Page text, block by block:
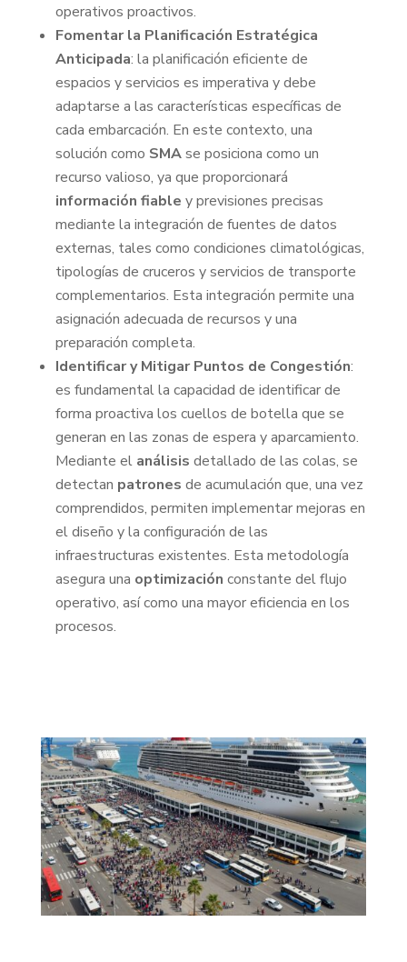
operativos proactivos.
Fomentar la Planificación Estratégica
Anticipada: la planificación eficiente de
espacios y servicios es imperativa y debe
adaptarse a las características específicas de
cada embarcación. En este contexto, una
solución como SMAse posiciona como un
recurso valioso, ya que proporcionará
información fiable y previsiones precisas
mediante la integración de fuentes de datos
externas, tales como condiciones climatológicas,
tipologías de cruceros y servicios de transporte
complementarios. Esta integración permite una
asignación adecuada de recursos y una
preparación completa.
Identificar y Mitigar Puntos de Congestión:
es fundamental la capacidad de identificar de
forma proactiva los cuellos de botella que se
generan en las zonas de espera y aparcamiento.
Mediante el análisis detallado de las colas, se
detectan patrones de acumulación que, una vez
comprendidos, permiten implementar mejoras en
el diseño y la configuración de las
infraestructuras existentes. Esta metodología
asegura una optimización constante del flujo
operativo, así como una mayor eficiencia en los
procesos.